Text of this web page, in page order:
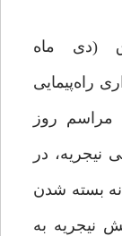
۲۰۱۵ میلادی ۱۴۳۷ق‌ (دی ماه
راه‌پیمایی
مراسم روز
در
بسته شدن
نیجریه به